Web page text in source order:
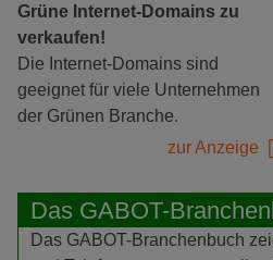
Grüne Internet-Domains zu
verkaufen!
Die Internet-Domains sind
geeignet für viele Unternehmen
der Grünen Branche.
zur Anzeige
Das GABOT-
Das GABOT-Branchenbuch